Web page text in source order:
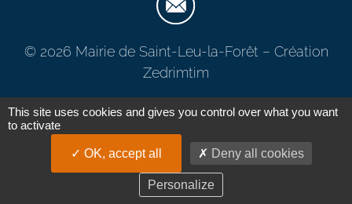
© 2026 Mairie de Saint-Leu-la-Forêt – Création
Zedrimtim
This site uses cookies and gives you control over what you want
to activate
OK, accept all Deny all cookies
Personalize